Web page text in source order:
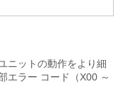
ニットの動作をより細
エラー コード（X00 ～